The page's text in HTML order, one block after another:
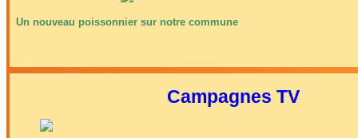
Un nouveau poissonnier sur notre commune
Campagnes TV